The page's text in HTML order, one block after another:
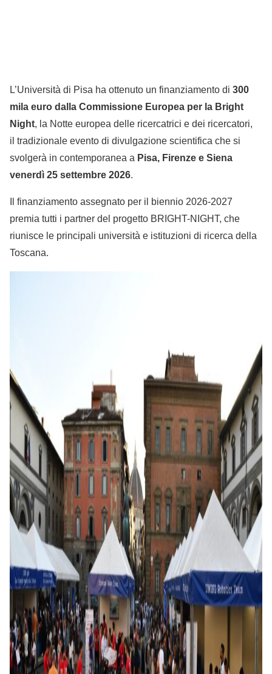
L’Università di Pisa ha ottenuto un finanziamento di 300
mila euro dalla Commissione Europea per la Bright
Night, la Notte europea delle ricercatrici e dei ricercatori,
il tradizionale evento di divulgazione scientifica che si
svolgerà in contemporanea a Pisa, Firenze e Siena
venerdì 25 settembre 2026.
Il finanziamento assegnato per il biennio 2026-2027
premia tutti i partner del progetto BRIGHT-NIGHT, che
riunisce le principali università e istituzioni di ricerca della
Toscana.